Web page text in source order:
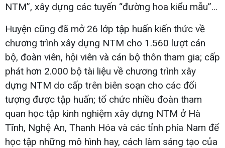
NTM”, xây dựng các tuyến “đường hoa kiểu mẫu”...
Huyện cũng đã mở 26 lớp tập huấn kiến thức về
chương trình xây dựng NTM cho 1.560 lượt cán
bộ, đoàn viên, hội viên và cán bộ thôn tham gia; cấp
phát hơn 2.000 bộ tài liệu về chương trình xây
dựng NTM do cấp trên biên soạn cho các đối
tượng được tập huấn; tổ chức nhiều đoàn tham
quan học tập kinh nghiệm xây dựng NTM ở Hà
Tĩnh, Nghệ An, Thanh Hóa và các tỉnh phía Nam để
học tập những mô hình hay, cách làm sáng tạo của